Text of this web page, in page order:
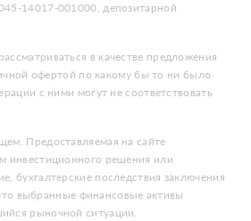
14017-001000, депозитарной
в качестве предложения
офертой по какому бы то ни было
с ними могут не соответствовать
Предоставляемая на сайте
инвестиционного решения или
бухгалтерские последствия заключения
выбранные финансовые активы
рыночной ситуации.